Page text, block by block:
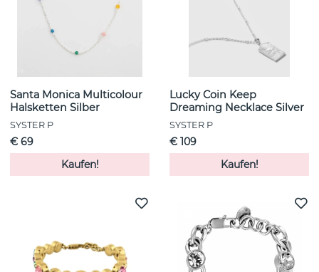
Santa Monica Multicolour
Halsketten Silber
SYSTER P
€ 69
Kaufen!
Lucky Coin Keep
Dreaming Necklace Silver
SYSTER P
€ 109
Kaufen!